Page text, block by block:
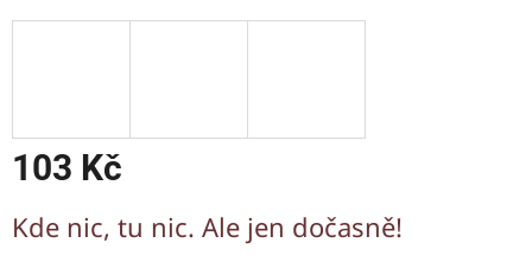
103 Kč
cena:
Kde nic, tu nic. Ale jen dočasně!